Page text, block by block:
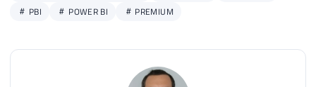
PBI
POWER BI PREMIUM